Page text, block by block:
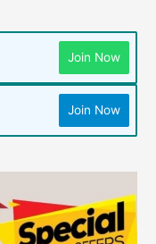
Join Now
Join Now